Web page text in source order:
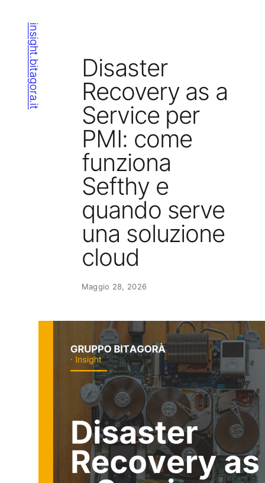
contenuto
insight.bitagora.it
Disaster
Recovery as a
Service per
PMI: come
funziona
Sefthy e
quando serve
una soluzione
cloud
Maggio 28, 2026